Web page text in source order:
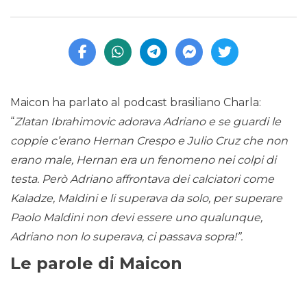
Maicon ha parlato al podcast brasiliano Charla:
“Zlatan Ibrahimovic adorava Adriano e se guardi le
coppie c’erano Hernan Crespo e Julio Cruz che non
erano male, Hernan era un fenomeno nei colpi di
testa. Però Adriano affrontava dei calciatori come
Kaladze, Maldini e li superava da solo, per superare
Paolo Maldini non devi essere uno qualunque,
Adriano non lo superava, ci passava sopra!”.
Le parole di Maicon